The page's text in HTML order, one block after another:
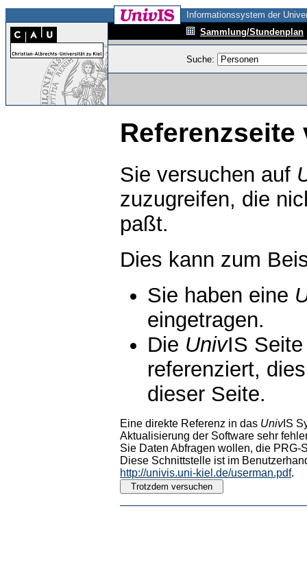
Informationssystem der
Sammlung/Stundenplan
Suche:
Referenzseite
Sie versuchen auf
zuzugreifen, die
paßt.
Dies kann zum
Sie haben eine
eingetragen.
Die UnivIS
referenziert,
dieser Seite.
Eine direkte Referenz in das UnivIS
Aktualisierung der Software sehr
Sie Daten Abfragen wollen, die PRG-
Diese Schnittstelle ist im
http://univis.uni-kiel.de/userman.pdf.